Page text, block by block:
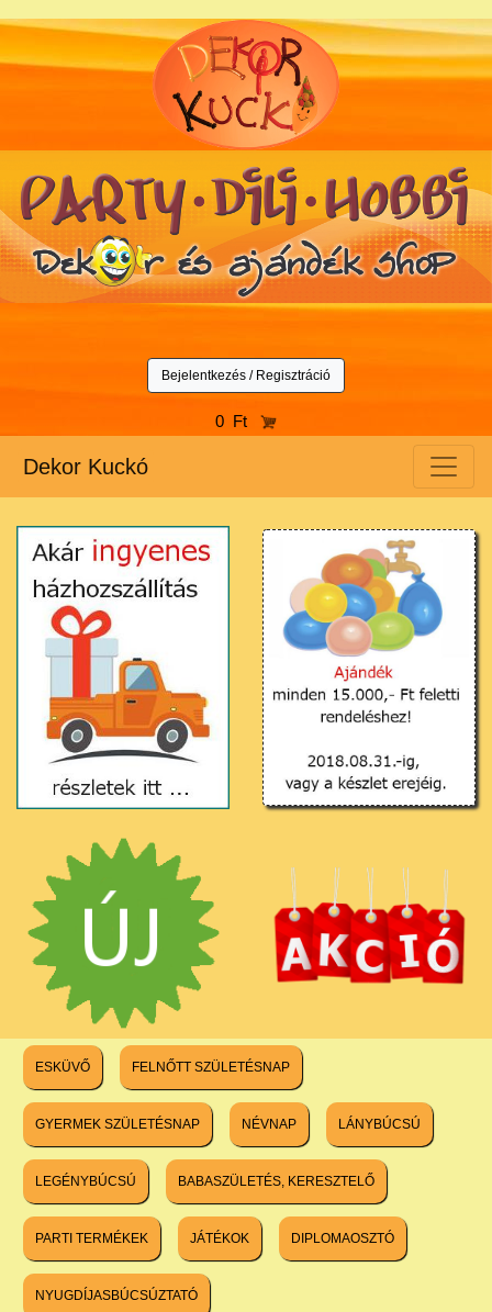
Bejelentkezés / Regisztráció
0 Ft
Dekor Kuckó
ESKÜVŐ FELNŐTT SZÜLETÉSNAP
GYERMEK SZÜLETÉSNAP NÉVNAP LÁNYBÚCSÚ
LEGÉNYBÚCSÚ BABASZÜLETÉS, KERESZTELŐ
PARTI TERMÉKEK JÁTÉKOK DIPLOMAOSZTÓ
NYUGDÍJASBÚCSÚZTATÓ